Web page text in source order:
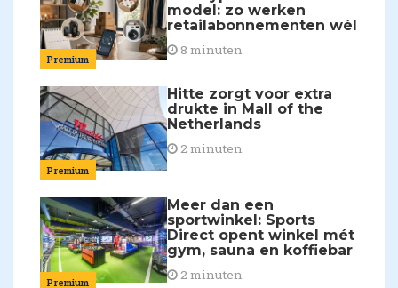
Premium
model: zo werken
retailabonnementen wél
8 minuten
Premium
Hitte zorgt voor extra
drukte in Mall of the
Netherlands
2 minuten
Premium
Meer dan een
sportwinkel: Sports
Direct opent winkel mét
gym, sauna en koffiebar
2 minuten